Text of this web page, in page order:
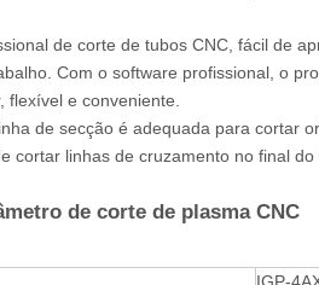
de corte de tubos CNC, fácil de
Com o software profissional, o
flexível e conveniente.
de secção é adequada para cortar
cortar linhas de cruzamento no final do
de corte de plasma CNC
IGP-